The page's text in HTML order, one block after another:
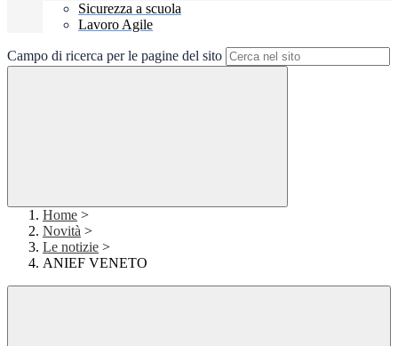
Sicurezza a scuola
Lavoro Agile
Campo di ricerca per le pagine del sito
Home >
Novità >
Le notizie >
ANIEF VENETO